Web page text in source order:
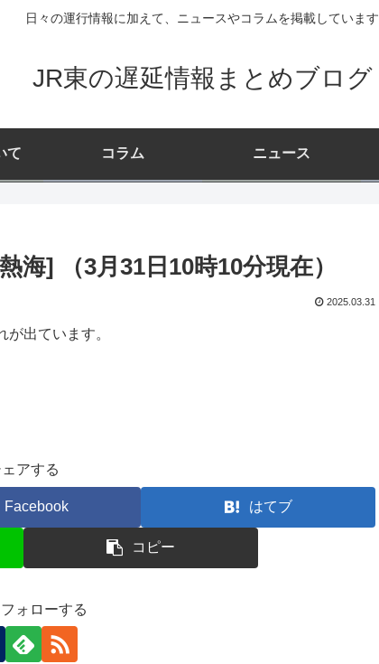
日々の運行情報に加えて、ニュースやコラムを掲載しています
JR東の遅延情報まとめブログ
て コラム ニュース
海] （3月31日10時10分現在）
2025.03.31
出ています。
ェアする
Facebook はてブ
コピー
ォローする